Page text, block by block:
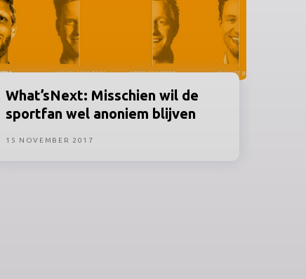
What’sNext: Misschien wil de
sportfan wel anoniem blijven
15 NOVEMBER 2017